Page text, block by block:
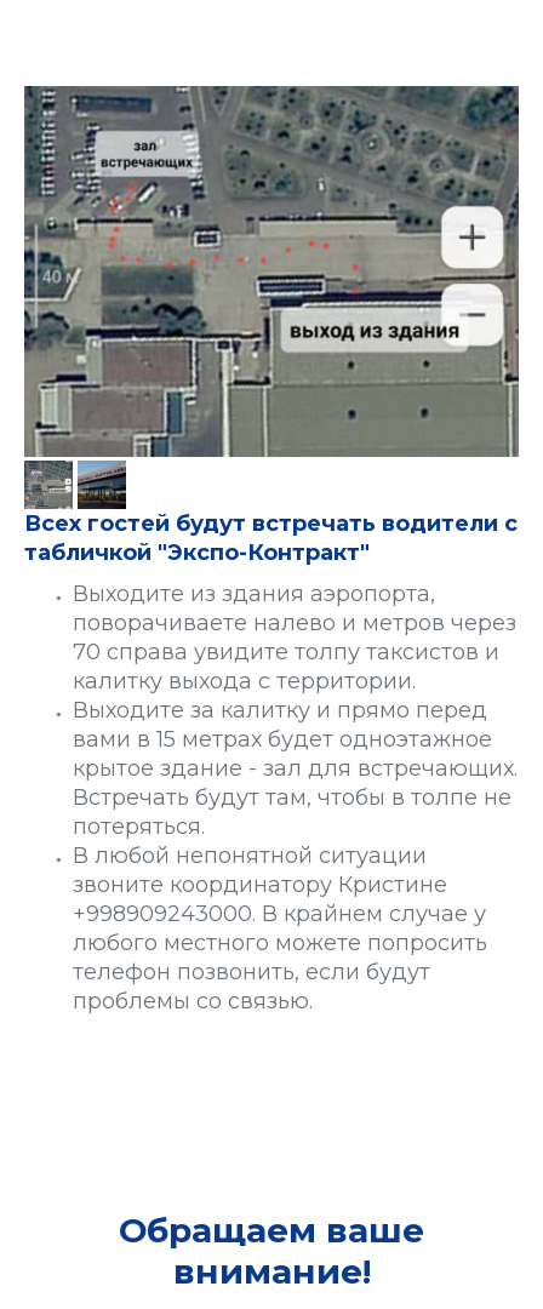
Всех гостей будут встречать водители с
табличкой "Экспо-Контракт"
Выходите из здания аэропорта,
поворачиваете налево и метров через
70 справа увидите толпу таксистов и
калитку выхода с территории.
Выходите за калитку и прямо перед
вами в 15 метрах будет одноэтажное
крытое здание - зал для встречающих.
Встречать будут там, чтобы в толпе не
потеряться.
В любой непонятной ситуации
звоните координатору Кристине
+998909243000. В крайнем случае у
любого местного можете попросить
телефон позвонить, если будут
проблемы со связью.
Обращаем ваше
внимание!